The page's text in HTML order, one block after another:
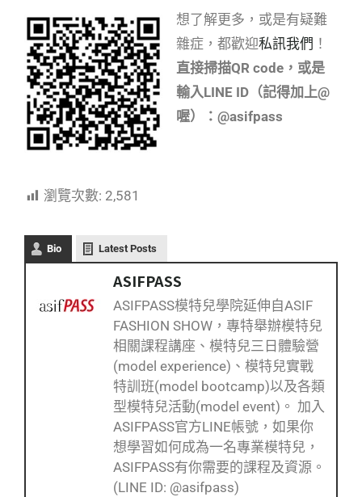
想了解更多，或是有疑難
雜症，都歡迎私訊我們 ！
直接掃描QR code，或是
輸入LINE ID（記得加上@
喔）：@asifpass
瀏覽次數: 2,581
Bio Latest Posts
ASIFPASS
ASIFPASS模特兒學院延伸自ASIF
FASHION SHOW，專特舉辦模特兒
相關課程講座、模特兒三日體驗營
(model experience)、模特兒實戰
特訓班(model bootcamp)以及各類
型模特兒活動(model event)。 加入
ASIFPASS官方LINE帳號，如果你
想學習如何成為一名專業模特兒，
ASIFPASS有你需要的課程及資源。
(LINE ID: @asifpass)